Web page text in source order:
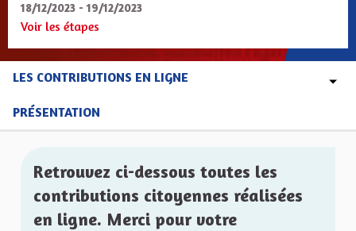
18/12/2023 - 19/12/2023
Voir les étapes
LES CONTRIBUTIONS EN LIGNE
PRÉSENTATION
Retrouvez ci-dessous toutes les
contributions citoyennes réalisées
en ligne. Merci pour votre